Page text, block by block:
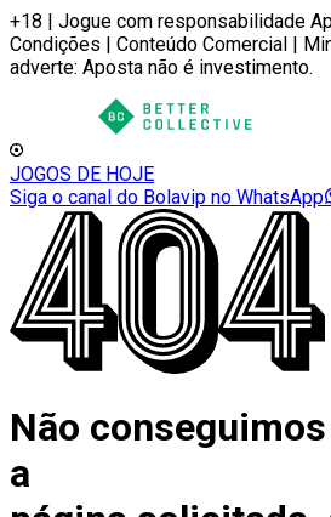
+18 | Jogue com responsabilidade
Condições | Conteúdo Comercial |
adverte: Aposta não é investimento.
JOGOS DE HOJE
Siga o canal do Bolavip no WhatsApp
Não
a